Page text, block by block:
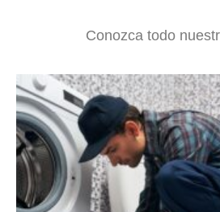
Conozca todo